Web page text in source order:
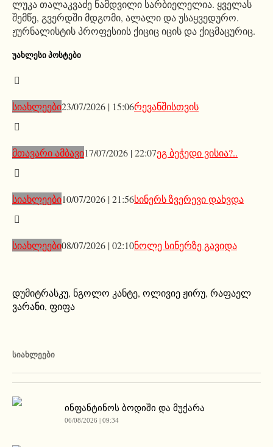
ლუკა თალაკვაძე ნამდვილი სარბიელელია. ყველას
შემწე, გვერდში მდგომი, ალალი და უსაყვედურო.
ჟურნალისტის პროფესიის ქიციც იცის და ქიცმაცურიც.
ᲣᲐᲮᲚᲔᲡᲘ ᲞᲝᲡᲢᲔᲑᲘ
სიახლეები23/07/2026 | 15:06რევანშისთვის
მთავარი ამბავი17/07/2026 | 22:07ეგ ბეჭედი ვისია?..
სიახლეები10/07/2026 | 21:56სინერს ზვერევი დახვდა
სიახლეები08/07/2026 | 02:10ნოლე სინერზე გავიდა
დუმიტრასკუ, ნგოლო კანტე, ოლივიე ჟირუ, რაფაელ
ვარანი, ფიფა
ᲡᲘᲐᲮᲚᲔᲔᲑᲘ
ინფანტინოს ბოდიში და მუქარა
06/08/2026 | 09:34